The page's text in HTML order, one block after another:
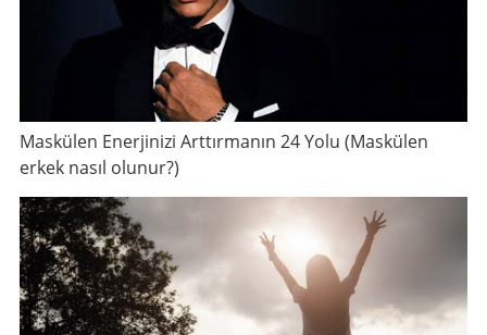
Maskülen Enerjinizi Arttırmanın 24 Yolu (Maskülen
erkek nasıl olunur?)